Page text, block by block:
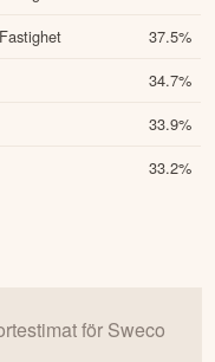
37.5%
34.7%
33.9%
33.2%
för Sweco